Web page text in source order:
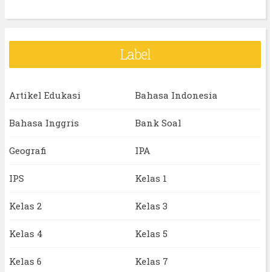
Label
Artikel Edukasi Bahasa Indonesia
Bahasa Inggris Bank Soal
Geografi IPA
IPS Kelas 1
Kelas 2 Kelas 3
Kelas 4 Kelas 5
Kelas 6 Kelas 7